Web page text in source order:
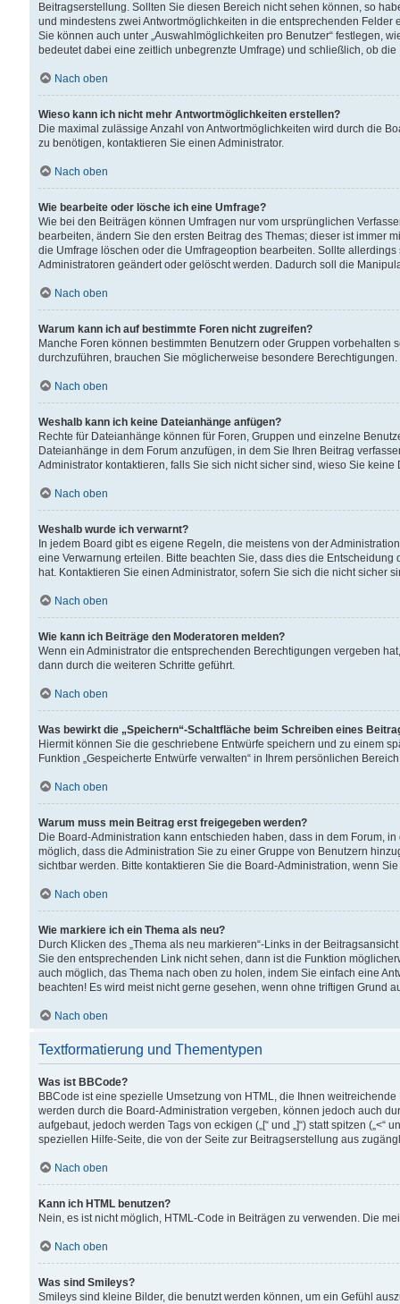
Beitragserstellung. Sollten Sie diesen Bereich nicht sehen können, so
und mindestens zwei Antwortmöglichkeiten in die entsprechenden
Sie können auch unter „Auswahlmöglichkeiten pro Benutzer“ festlegen,
bedeutet dabei eine zeitlich unbegrenzte Umfrage) und schließlich, ob
Nach oben
Wieso kann ich nicht mehr Antwortmöglichkeiten erstellen?
Die maximal zulässige Anzahl von Antwortmöglichkeiten wird durch die
zu benötigen, kontaktieren Sie einen Administrator.
Nach oben
Wie bearbeite oder lösche ich eine Umfrage?
Wie bei den Beiträgen können Umfragen nur vom ursprünglichen
bearbeiten, ändern Sie den ersten Beitrag des Themas; dieser ist immer
die Umfrage löschen oder die Umfrageoption bearbeiten. Sollte
Administratoren geändert oder gelöscht werden. Dadurch soll die
Nach oben
Warum kann ich auf bestimmte Foren nicht zugreifen?
Manche Foren können bestimmten Benutzern oder Gruppen
durchzuführen, brauchen Sie möglicherweise besondere
Nach oben
Weshalb kann ich keine Dateianhänge anfügen?
Rechte für Dateianhänge können für Foren, Gruppen und einzelne
Dateianhänge in dem Forum anzufügen, in dem Sie Ihren Beitrag
Administrator kontaktieren, falls Sie sich nicht sicher sind, wieso Sie
Nach oben
Weshalb wurde ich verwarnt?
In jedem Board gibt es eigene Regeln, die meistens von der
eine Verwarnung erteilen. Bitte beachten Sie, dass dies die
hat. Kontaktieren Sie einen Administrator, sofern Sie sich die nicht sicher
Nach oben
Wie kann ich Beiträge den Moderatoren melden?
Wenn ein Administrator die entsprechenden Berechtigungen vergeben
dann durch die weiteren Schritte geführt.
Nach oben
Was bewirkt die „Speichern“-Schaltfläche beim Schreiben eines
Hiermit können Sie die geschriebene Entwürfe speichern und zu einem
Funktion „Gespeicherte Entwürfe verwalten“ in Ihrem persönlichen
Nach oben
Warum muss mein Beitrag erst freigegeben werden?
Die Board-Administration kann entschieden haben, dass in dem Forum,
möglich, dass die Administration Sie zu einer Gruppe von Benutzern
sichtbar werden. Bitte kontaktieren Sie die Board-Administration, wenn
Nach oben
Wie markiere ich ein Thema als neu?
Durch Klicken des „Thema als neu markieren“-Links in der
Sie den entsprechenden Link nicht sehen, dann ist die Funktion
auch möglich, das Thema nach oben zu holen, indem Sie einfach eine
beachten! Es wird meist nicht gerne gesehen, wenn ohne triftigen Grund
Nach oben
Textformatierung und Thementypen
Was ist BBCode?
BBCode ist eine spezielle Umsetzung von HTML, die Ihnen
werden durch die Board-Administration vergeben, können jedoch auch
aufgebaut, jedoch werden Tags von eckigen („[“ und „]“) statt spitzen
speziellen Hilfe-Seite, die von der Seite zur Beitragserstellung aus
Nach oben
Kann ich HTML benutzen?
Nein, es ist nicht möglich, HTML-Code in Beiträgen zu verwenden. Die
Nach oben
Was sind Smileys?
Smileys sind kleine Bilder, die benutzt werden können, um ein Gefühl